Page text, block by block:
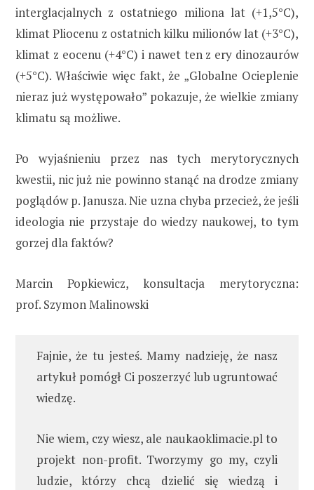
interglacjalnych z ostatniego miliona lat (+1,5°C),
klimat Pliocenu z ostatnich kilku milionów lat (+3°C),
klimat z eocenu (+4°C) i nawet ten z ery dinozaurów
(+5°C). Właściwie więc fakt, że „Globalne Ocieplenie
nieraz już występowało” pokazuje, że wielkie zmiany
klimatu są możliwe.
Po wyjaśnieniu przez nas tych merytorycznych
kwestii, nic już nie powinno stanąć na drodze zmiany
poglądów p. Janusza. Nie uzna chyba przecież, że jeśli
ideologia nie przystaje do wiedzy naukowej, to tym
gorzej dla faktów?
Marcin Popkiewicz, konsultacja merytoryczna:
prof. Szymon Malinowski
Fajnie, że tu jesteś. Mamy nadzieję, że nasz
artykuł pomógł Ci poszerzyć lub ugruntować
wiedzę.
Nie wiem, czy wiesz, ale naukaoklimacie.pl to
projekt non-profit. Tworzymy go my, czyli
ludzie, którzy chcą dzielić się wiedzą i